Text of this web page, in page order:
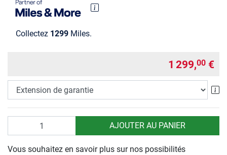
Collectez 1299 Miles.
1 299,00 €
AJOUTER AU PANIER
Vous souhaitez en savoir plus sur nos possibilités